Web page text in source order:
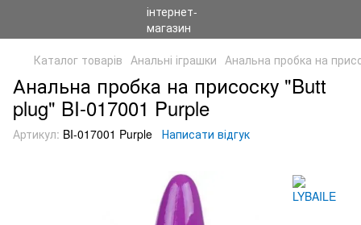
Каталог товарів Анальні іграшки Анальна пробка на
Анальна пробка на присоску "Butt
plug" BI-017001 Purple
Артикул: BI-017001 Purple Написати відгук